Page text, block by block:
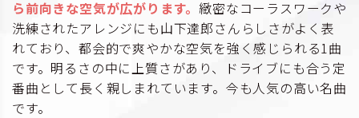
ら前向きな空気が広がります。緻密なコーラスワークや
洗練されたアレンジにも山下達郎さんらしさがよく表
れており、都会的で爽やかな空気を強く感じられる1曲
です。明るさの中に上質さがあり、ドライブにも合う定
番曲として長く親しまれています。今も人気の高い名曲
です。